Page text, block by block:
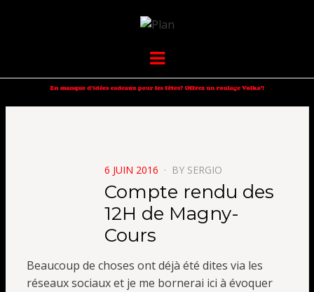
VOLKANIK-
ENDURANCE
Menu
POSTED
ON
6 JUIN 2016 BY SERGIO
Compte rendu des
12H de Magny-
Cours
Beaucoup de choses ont déjà été dites via les
réseaux sociaux et je me bornerai ici à évoquer